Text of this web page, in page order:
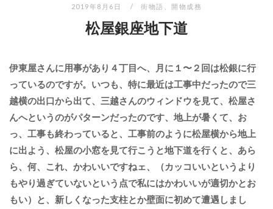
2019年8月6日 街物語 、開物成務
松屋銀座地下道
伊東屋さんに用事があり４丁目へ、月に１〜２回は松銀に行
っているのですが。いつも、特に最近は工事中だったので三
越横の出口から出て、三越さんのウィンドウを見て、松屋さ
んへというのがパターンだったのです、地上が暑くて、お
っ、工事も終わっていると、工事前のように松屋横から地上
に出よう、松屋の小窓を見て行こうと地下道を行くと、あら
ら、何、これ、かわいいですねェ、（カッコいいというより
もやり過ぎていないという点で私にはかわいいが適切かとお
もい）と、新しくなった支柱とか壁面に初めて遭遇しまし